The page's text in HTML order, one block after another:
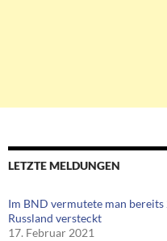
LETZTE MELDUNGEN
Im BND vermutete man bereits
Russland versteckt
17. Februar 2021